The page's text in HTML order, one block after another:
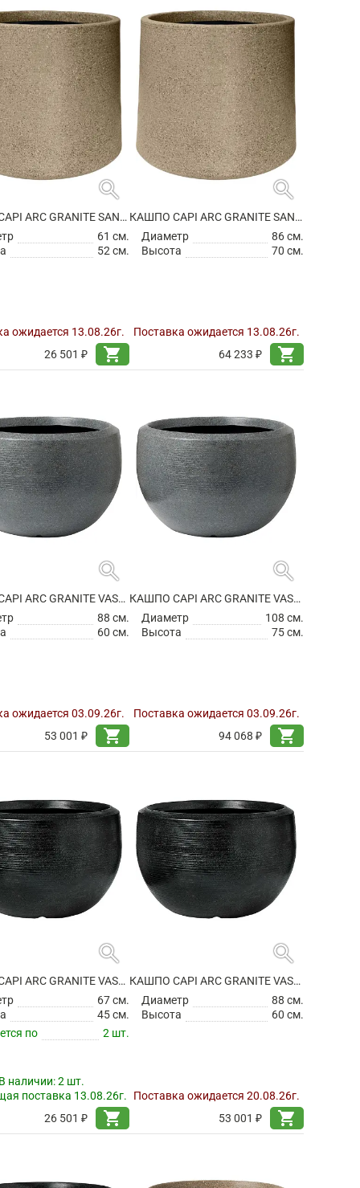
search
КАШПО CAPI ARC GRANITE SANDBAG MEDIUM WARM TAUPE
61 см.
52 см.
ожидается 13.08.26г.
26 501 ₽
shopping_cart
search
КАШПО CAPI ARC GRANITE SANDBAG MEDIUM WARM TAUPE
Диаметр
86 см.
Высота
70 см.
Поставка ожидается 13.08.26г.
64 233 ₽
shopping_cart
search
КАШПО CAPI ARC GRANITE VASE BALL ANTHRACITE
88 см.
60 см.
ожидается 03.09.26г.
53 001 ₽
shopping_cart
search
КАШПО CAPI ARC GRANITE VASE BALL ANTHRACITE
Диаметр
108 см.
Высота
75 см.
Поставка ожидается 03.09.26г.
94 068 ₽
shopping_cart
search
КАШПО CAPI ARC GRANITE VASE BALL BLACK
67 см.
45 см.
по
2 шт.
наличии:2 шт.
поставка 13.08.26г.
26 501 ₽
shopping_cart
search
КАШПО CAPI ARC GRANITE VASE BALL BLACK
Диаметр
88 см.
Высота
60 см.
Поставка ожидается 20.08.26г.
53 001 ₽
shopping_cart